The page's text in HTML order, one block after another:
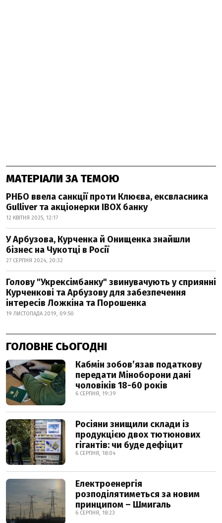
МАТЕРІАЛИ ЗА ТЕМОЮ
РНБО ввела санкції проти Клюєва, ексвласника
Gulliver та акціонерки IBOX банку
12 КВІТНЯ 2025, 12:17
У Арбузова, Курченка й Онищенка знайшли
бізнес на Чукотці в Росії
27 СЕРПНЯ 2024, 20:32
Голову "Укрексімбанку" звинувачують у сприянні
Курченкові та Арбузову для забезпечення
інтересів Ложкіна та Порошенка
19 ЛИСТОПАДА 2019, 09:50
ГОЛОВНЕ СЬОГОДНІ
Кабмін зобовʼязав податкову
передати Міноборони дані
чоловіків 18-60 років
6 СЕРПНЯ, 19:39
Росіяни знищили склади із
продукцією двох тютюнових
гігантів: чи буде дефіцит
6 СЕРПНЯ, 18:04
Електроенергія
розподілятиметься за новим
принципом – Шмигаль
6 СЕРПНЯ, 18:23